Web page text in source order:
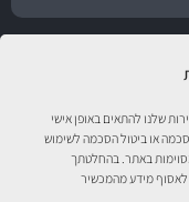
שלנו להתאים באופן אישי
או ביטול הסכמה לשימוש
מסוימות באתר. בהחלטתך
לאסוף מידע מהמכשיר